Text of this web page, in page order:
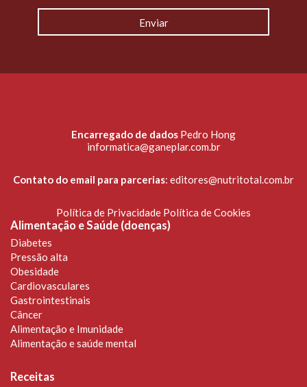
Encarregado de dados Pedro Hong
informatica@ganeplar.com.br
Contato do email para parcerias: editores@nutritotal.com.br
Política de Privacidade Política de Cookies
Alimentação e Saúde (doenças)
Diabetes
Pressão alta
Obesidade
Cardiovasculares
Gastrointestinais
Câncer
Alimentação e Imunidade
Alimentação e saúde mental
Receitas